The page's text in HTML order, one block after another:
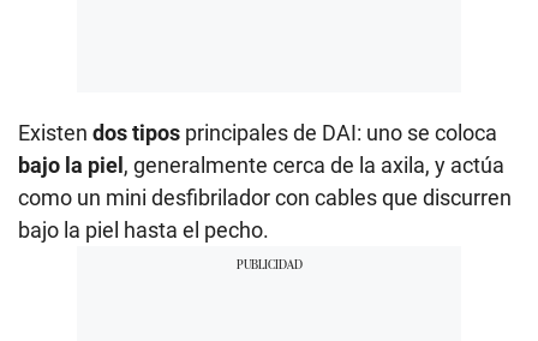
Existen dos tipos principales de DAI: uno se coloca
bajo la piel , generalmente cerca de la axila, y actúa
como un mini desfibrilador con cables que discurren
bajo la piel hasta el pecho.